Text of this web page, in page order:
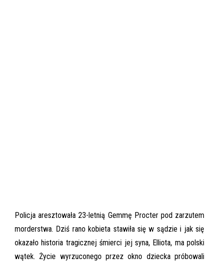
Policja aresztowała 23-letnią Gemmę Procter pod zarzutem
morderstwa. Dziś rano kobieta stawiła się w sądzie i jak się
okazało historia tragicznej śmierci jej syna, Elliota, ma polski
wątek. Życie wyrzuconego przez okno dziecka próbowali